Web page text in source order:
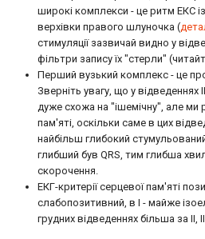
широкі комплекси - це ритм ЕКС
верхівки правого шлуночка (
стимуляції зазвичай видно у
фільтри запису їх "стерли"
Перший вузький комплекс - це
Зверніть увагу, що у відведеннях
дуже схожа на "ішемічну", але ми
пам'яті, оскільки саме в цих
найбільш глибокий
глибший був QRS, тим глибша
скорочення.
ЕКГ-критерії серцевої пам'яті
слабопозитивний, в I - майже
грудних відведеннях більша за II,